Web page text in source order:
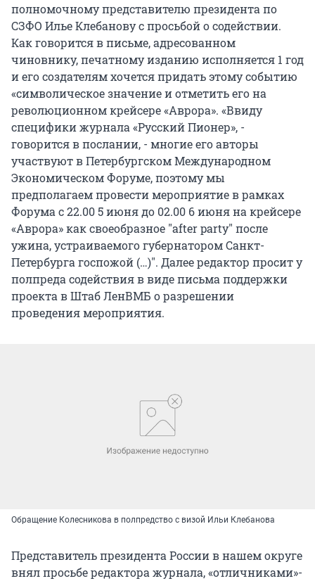
полномочному представителю президента по
СЗФО Илье Клебанову с просьбой о содействии.
Как говорится в письме, адресованном
чиновнику, печатному изданию исполняется 1 год
и его создателям хочется придать этому событию
«символическое значение и отметить его на
революционном крейсере «Аврора». «Ввиду
специфики журнала «Русский Пионер», -
говорится в послании, - многие его авторы
участвуют в Петербургском Международном
Экономическом Форуме, поэтому мы
предполагаем провести мероприятие в рамках
Форума с 22.00 5 июня до 02.00 6 июня на крейсере
«Аврора» как своеобразное "after party" после
ужина, устраиваемого губернатором Санкт-
Петербурга госпожой (…)". Далее редактор просит у
полпреда содействия в виде письма поддержки
проекта в Штаб ЛенВМБ о разрешении
проведения мероприятия.
Обращение Колесникова в полпредство с визой Ильи Клебанова
Представитель президента России в нашем округе
внял просьбе редактора журнала, «отличниками»-